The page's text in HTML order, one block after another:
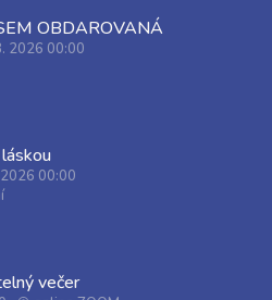
OBDAROVANÁ
2026 00:00
00:00
večer